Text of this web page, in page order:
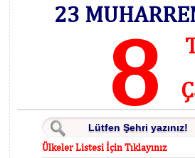
23
8
Ülkeler Listesi İçin Tıklayınız